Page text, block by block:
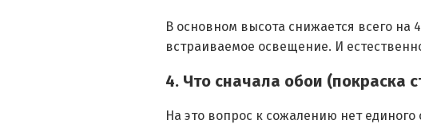
В основном высота снижается всего
встраиваемое освещение. И
4. Что сначала обои (покраска
На это вопрос к сожалению нет